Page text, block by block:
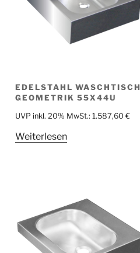
EDELSTAHL WASCHTISCH
GEOMETRIK 55X44U
UVP inkl. 20% MwSt.: 1.587,60 €
Weiterlesen